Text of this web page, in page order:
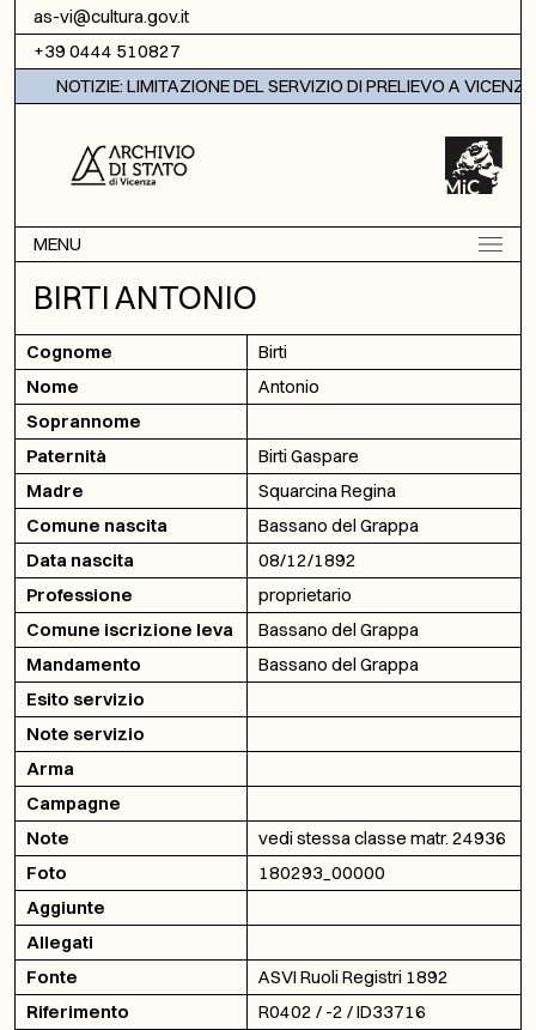
Vai al contenuto
as-vi@cultura.gov.it
+39 0444 510827
NOTIZIE: LIMITAZIONE DEL SERVIZIO DI PRELIEVO A VICENZA
MENU
BIRTI ANTONIO
Cognome
Birti
Nome
Antonio
Soprannome
Paternità
Birti Gaspare
Madre
Squarcina Regina
Comune nascita
Bassano del Grappa
Data nascita
08/12/1892
Professione
proprietario
Comune iscrizione leva
Bassano del Grappa
Mandamento
Bassano del Grappa
Esito servizio
Note servizio
Arma
Campagne
Note
vedi stessa classe matr. 24936
Foto
180293_00000
Aggiunte
Allegati
Fonte
ASVI Ruoli Registri 1892
Riferimento
R0402 / -2 / ID33716